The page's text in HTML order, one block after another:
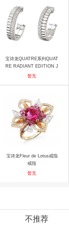
宝诗龙QUATRE系列QUAT
RE RADIANT EDITION J
CO00964 耳饰
暂无
宝诗龙Fleur de Lotus戒指
戒指
暂无
不推荐